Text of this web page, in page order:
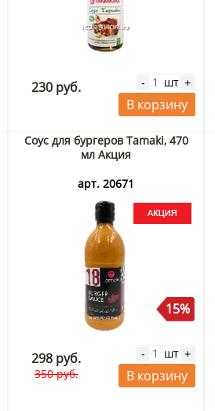
230 руб. - шт +
В корзину
Соус для бургеров Tamaki, 470
мл Акция
арт. 20671
15%
298 руб.
350 руб.
- шт +
В корзину